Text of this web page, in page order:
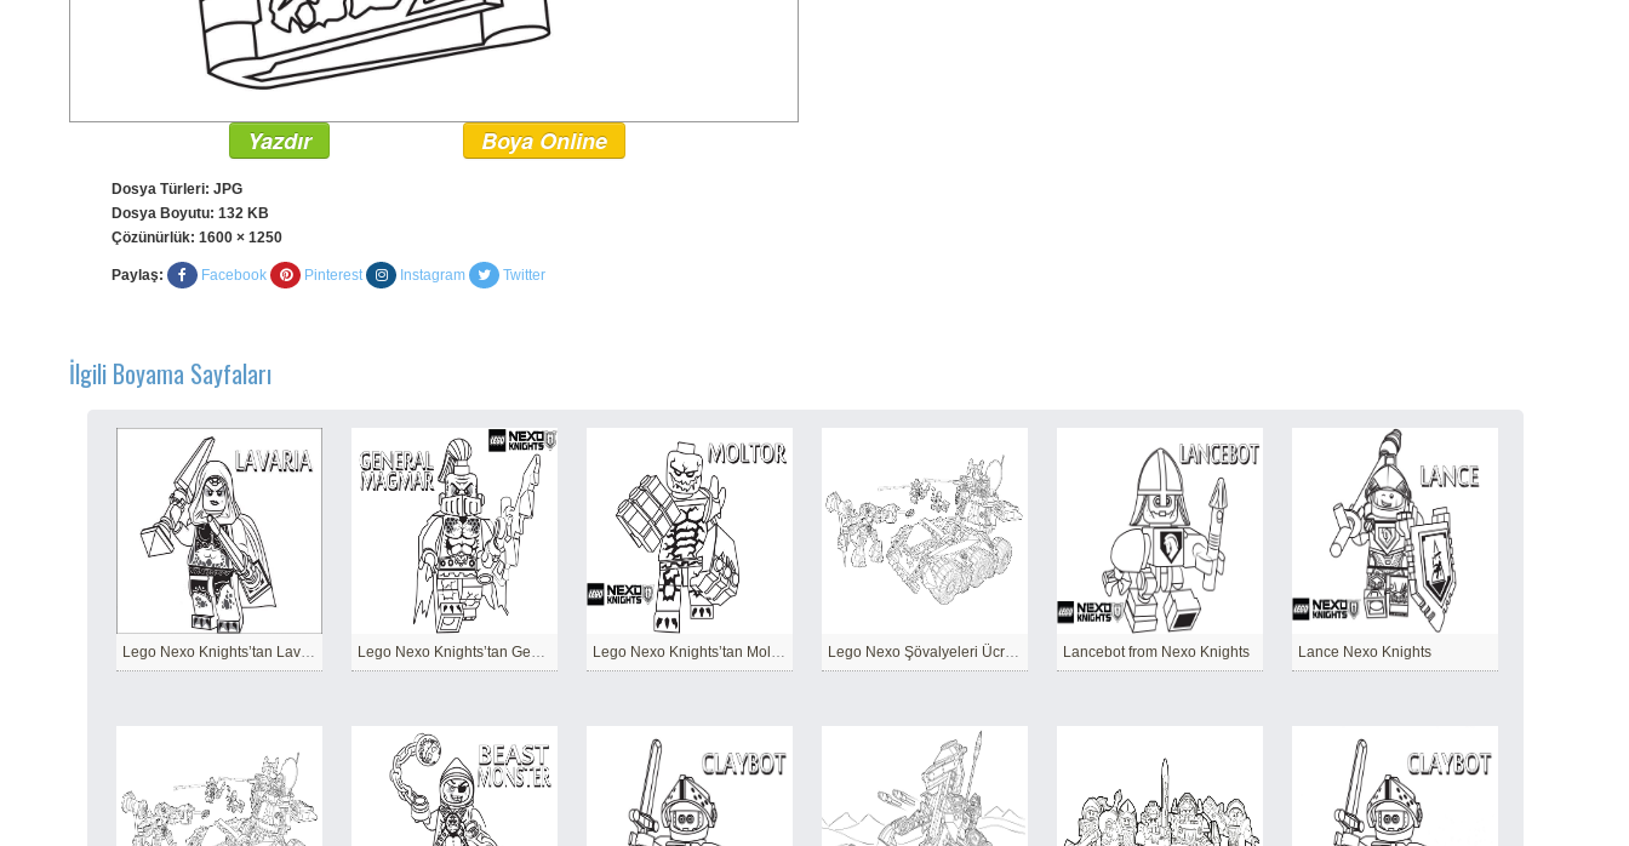
Yazdır Boya Online
Dosya Türleri: JPG
Dosya Boyutu: 132 KB
Çözünürlük: 1600 × 1250
Paylaş: Facebook Pinterest Instagram Twitter
İlgili Boyama Sayfaları
Lancebot from Nexo Knights Lance Nexo Knights